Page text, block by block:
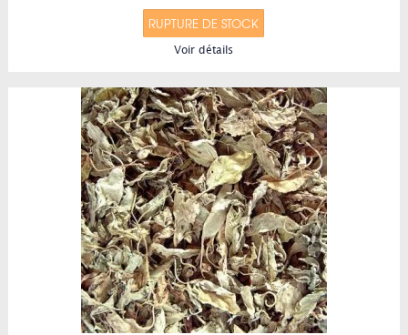
RUPTURE DE STOCK
Voir détails